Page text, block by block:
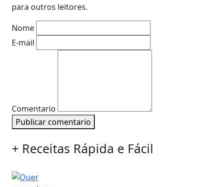
para outros leitores.
Nome
E-mail
Comentario
Publicar comentario
+ Receitas Rápida e Fácil